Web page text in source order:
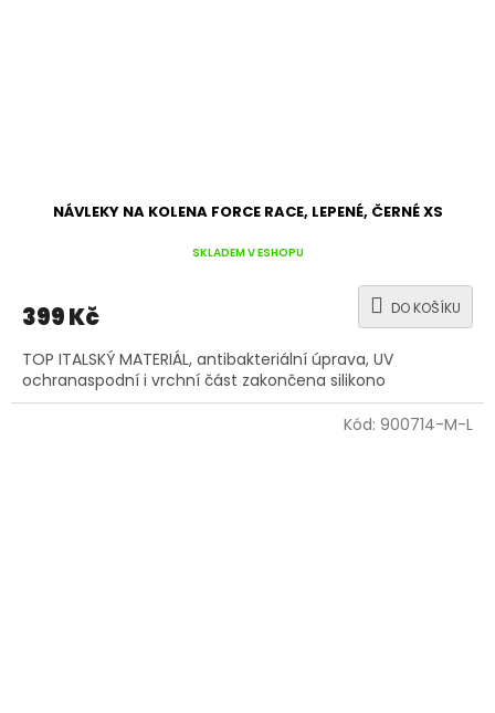
NÁVLEKY NA KOLENA FORCE RACE, LEPENÉ, ČERNÉ XS
SKLADEM V ESHOPU
399 Kč DO KOŠÍKU
TOP ITALSKÝ MATERIÁL, antibakteriální úprava, UV
ochranaspodní i vrchní část zakončena silikono
Kód: 900714-M-L